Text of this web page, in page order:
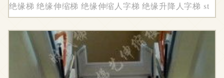
绝缘梯 绝缘伸缩梯 绝缘伸缩人字梯 绝缘升降人字梯 st